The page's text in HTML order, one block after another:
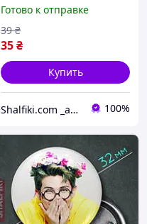
Готово к отправке
35₴
39 ₴
Купить
Shalfiki.com _аниме и гик подполье_ 100%